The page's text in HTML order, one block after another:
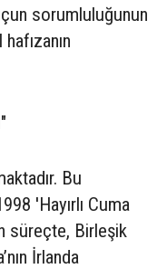
sorumluluğunun
Bu
'Hayırlı Cuma
süreçte, Birleşik
İrlanda